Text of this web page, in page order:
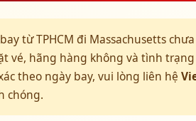
từ TPHCM đi Massachusetts
vé, hãng hàng không và tình trạng
theo ngày bay, vui lòng liên hệ
chóng.